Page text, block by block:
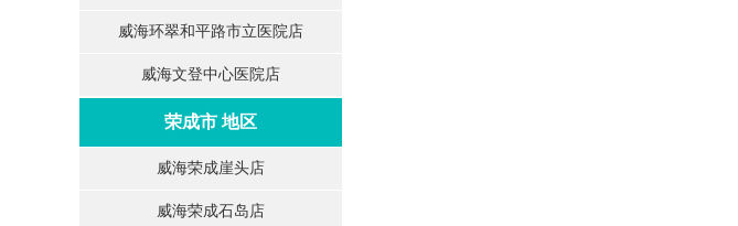
威海环翠和平路市立医院店
威海文登中心医院店
荣成市 地区
威海荣成崖头店
威海荣成石岛店